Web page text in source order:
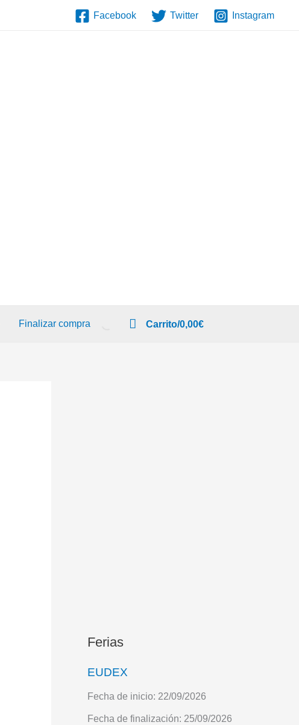
Facebook Twitter Instagram
Finalizar compra Carrito/0,00€
Ferias
EUDEX
Fecha de inicio: 22/09/2026
Fecha de finalización: 25/09/2026